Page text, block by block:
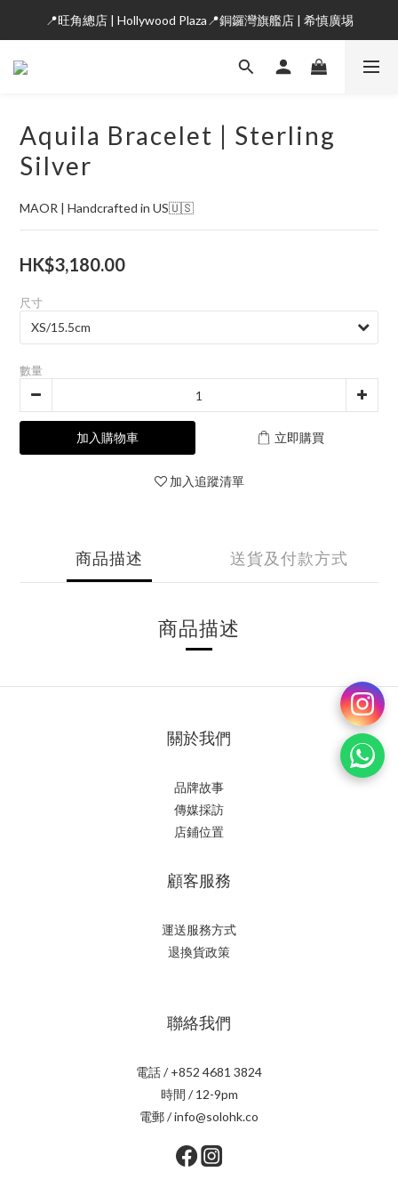
📍旺角總店 | Hollywood Plaza📍銅鑼灣旗艦店 | 希慎廣埸
Aquila Bracelet | Sterling
Silver
MAOR | Handcrafted in US🇺🇸
HK$3,180.00
尺寸
數量
加入購物車 立即購買
加入追蹤清單
商品描述 送貨及付款方式
商品描述
關於我們
品牌故事
傳媒採訪
店鋪位置
顧客服務
運送服務方式
退換貨政策
聯絡我們
電話 / +852 4681 3824
時間 / 12-9pm
電郵 / info@solohk.co